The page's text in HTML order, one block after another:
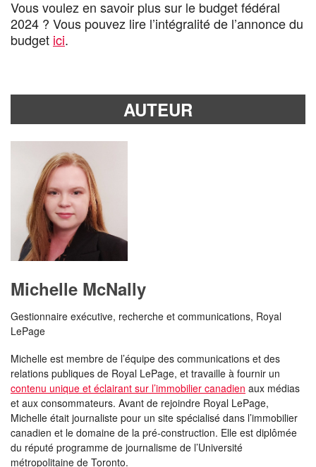
Vous voulez en savoir plus sur le budget fédéral
2024 ? Vous pouvez lire l’intégralité de l’annonce du
budget ici.
AUTEUR
Michelle McNally
Gestionnaire exécutive, recherche et communications, Royal
LePage
Michelle est membre de l’équipe des communications et des
relations publiques de Royal LePage, et travaille à fournir un
contenu unique et éclairant sur l’immobilier canadien aux médias
et aux consommateurs. Avant de rejoindre Royal LePage,
Michelle était journaliste pour un site spécialisé dans l’immobilier
canadien et le domaine de la pré-construction. Elle est diplômée
du réputé programme de journalisme de l’Université
métropolitaine de Toronto.